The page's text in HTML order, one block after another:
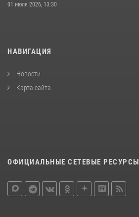
01 июля 2026, 13:30
НАВИГАЦИЯ
Новости
Карта сайта
ОФИЦИАЛЬНЫЕ СЕТЕВЫЕ РЕСУРСЫ